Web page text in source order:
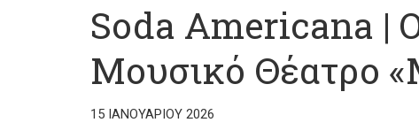
Soda Americana |
Μουσικό Θέατρο
15 ΙΑΝΟΥΑΡΊΟΥ 2026